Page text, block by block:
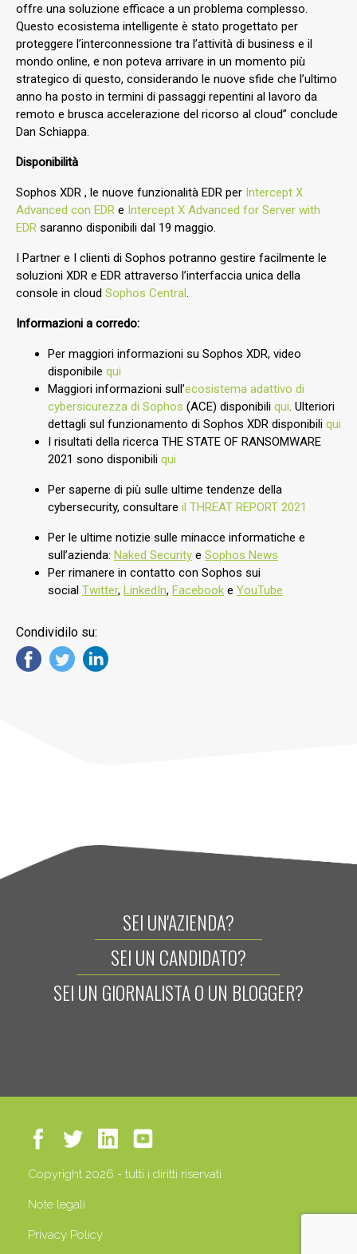
offre una soluzione efficace a un problema complesso.
Questo ecosistema intelligente è stato progettato per
proteggere l’interconnessione tra l’attività di business e il
mondo online, e non poteva arrivare in un momento più
strategico di questo, considerando le nuove sfide che l’ultimo
anno ha posto in termini di passaggi repentini al lavoro da
remoto e brusca accelerazione del ricorso al cloud” conclude
Dan Schiappa.
Disponibilità
Sophos XDR , le nuove funzionalità EDR per Intercept X
Advanced con EDR e Intercept X Advanced for Server with
EDR saranno disponibili dal 19 maggio.
I Partner e I clienti di Sophos potranno gestire facilmente le
soluzioni XDR e EDR attraverso l’interfaccia unica della
console in cloud Sophos Central.
Informazioni a corredo:
Per maggiori informazioni su Sophos XDR, video
disponibile qui
Maggiori informazioni sull’ecosistema adattivo di
cybersicurezza di Sophos (ACE) disponibili qui. Ulteriori
dettagli sul funzionamento di Sophos XDR disponibili qui
I risultati della ricerca THE STATE OF RANSOMWARE
2021 sono disponibili qui
Per saperne di più sulle ultime tendenze della
cybersecurity, consultare il THREAT REPORT 2021
Per le ultime notizie sulle minacce informatiche e
sull’azienda: Naked Security e Sophos News
Per rimanere in contatto con Sophos sui
social Twitter, LinkedIn, Facebook e YouTube
Condividilo su:
SEI UN'AZIENDA?
SEI UN CANDIDATO?
SEI UN GIORNALISTA O UN BLOGGER?
Copyright 2026 - tutti i diritti riservati
Note legali
Privacy Policy